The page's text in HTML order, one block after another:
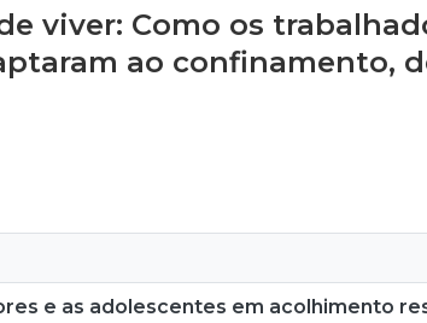
viver: Como os
ao confinamento,
e as adolescentes em acolhimento